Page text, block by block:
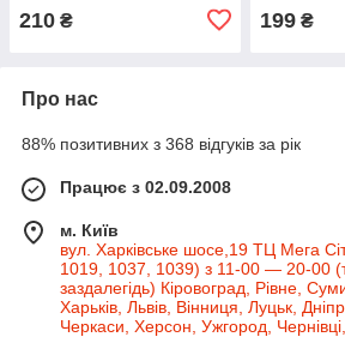
210 ₴ 199₴
Про нас
88% позитивних з 368 відгуків за рік
Працює з 02.09.2008
м. Київ
вул. Харківське шосе,19 ТЦ Мега
1019, 1037, 1039) з 11-00 — 20-00
заздалегідь) Кіровоград, Рівне,
Харьків, Львів, Вінниця, Луцьк,
Черкаси, Херсон, Ужгород,